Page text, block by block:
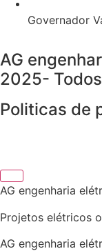
Governador
AG
2025-
Politicas de
AG engenharia
Projetos elétricos
AG engenharia